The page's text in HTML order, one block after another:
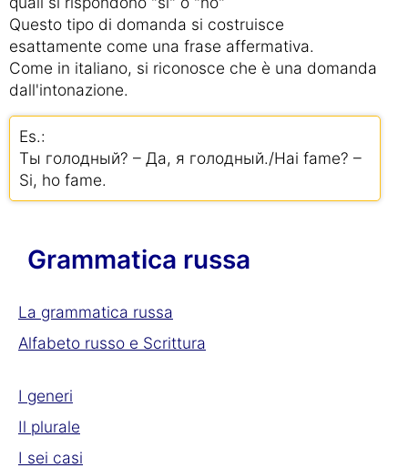
Questo tipo di domanda si costruisce
esattamente come una frase affermativa.
Come in italiano, si riconosce che è una domanda
dall'intonazione.
Es.:
Ты голодный? – Да, я голодный./Hai fame? –
Si, ho fame.
Grammatica russa
La grammatica russa
Alfabeto russo e Scrittura
I generi
Il plurale
I sei casi